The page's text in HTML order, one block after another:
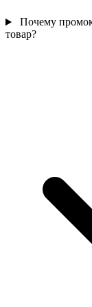
Почему
товар?